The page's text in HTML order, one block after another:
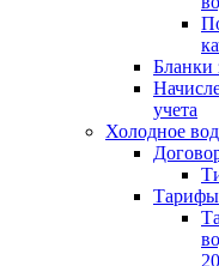
Бланки
учета
Холодное
Тарифы